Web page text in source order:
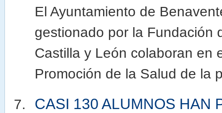
El Ayuntamiento de
gestionado por la Fundación
Castilla y León colaboran en
Promoción de la Salud de la
CASI 130 ALUMNOS HAN